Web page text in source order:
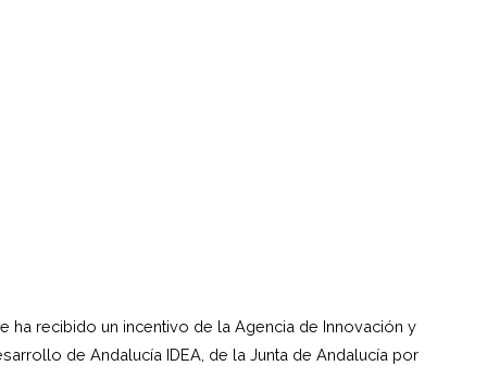
ha recibido un incentivo de la Agencia de Innovación y
de Andalucía IDEA, de la Junta de Andalucía por